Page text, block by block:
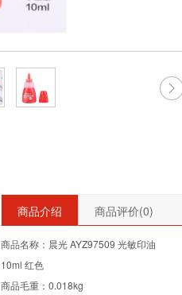
商品介绍 商品评价(0)
商品名称：晨光 AYZ97509 光敏印油
10ml 红色
商品毛重：0.018kg